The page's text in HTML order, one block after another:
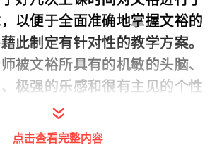
以便于全面准确地掌握文裕的
此制定有针对性的教学方案。
被文裕所具有的机敏的头脑、
极强的乐感和很有主见的个性
同学刘建平的眼光一样，认定
的钢琴好苗子。为保护好这可
点击查看完整内容